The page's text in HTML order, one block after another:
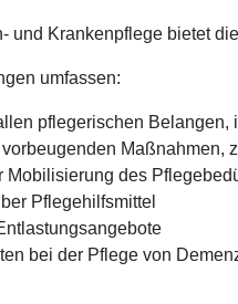
und Krankenpflege bietet
umfassen:
pflegerischen
Maßnahmen,
Mobilisierung des
Pflegehilfsmittel
bei der Pflege von